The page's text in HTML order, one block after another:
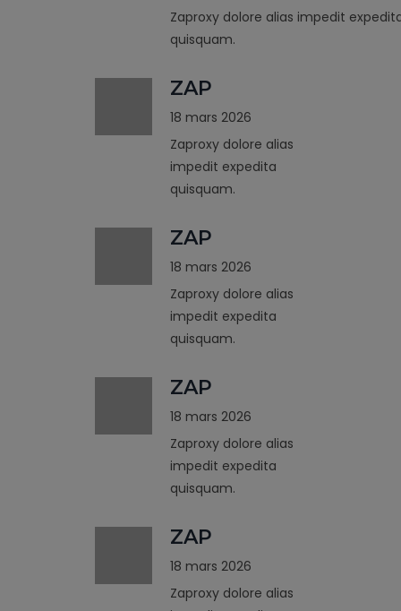
Zaproxy dolore alias impedit
quisquam.
ZAP
18 mars 2026
Zaproxy dolore alias
impedit expedita
quisquam.
ZAP
18 mars 2026
Zaproxy dolore alias
impedit expedita
quisquam.
ZAP
18 mars 2026
Zaproxy dolore alias
impedit expedita
quisquam.
ZAP
18 mars 2026
Zaproxy dolore alias